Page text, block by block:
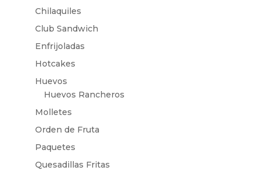
Chilaquiles
Club Sandwich
Enfrijoladas
Hotcakes
Huevos
Huevos Rancheros
Molletes
Orden de Fruta
Paquetes
Quesadillas Fritas